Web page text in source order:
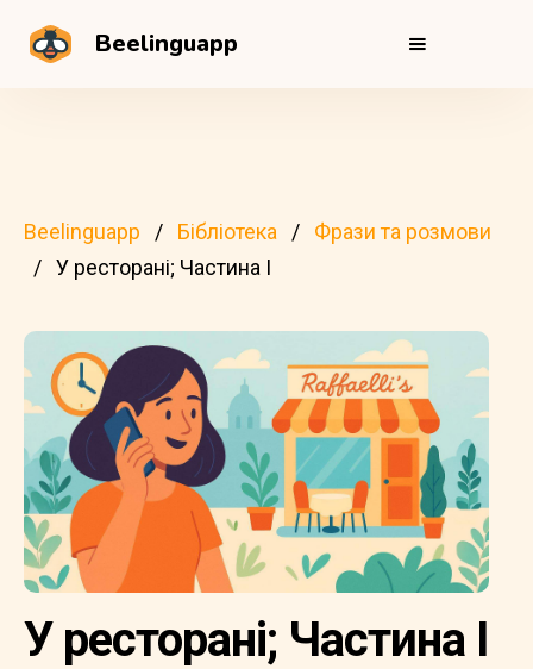
Beelinguapp
Beelinguapp Бібліотека
Фрази та розмови
У ресторані; Частина I
У ресторані; Частина I